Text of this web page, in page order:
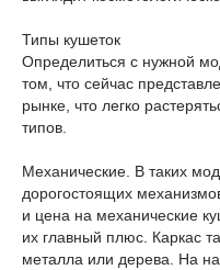
Типы кушеток
Определиться с нужной
том, что сейчас
рынке, что легко
типов.
Механические. В таких
дорогостоящих
и цена на механические
их главный плюс. Каркас
металла или дерева. На